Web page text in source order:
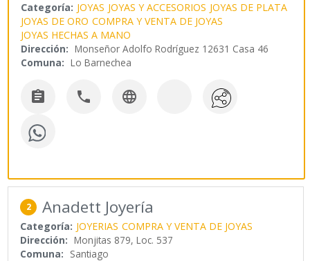
Categoría: JOYAS JOYAS Y ACCESORIOS JOYAS DE PLATA
JOYAS DE ORO COMPRA Y VENTA DE JOYAS
JOYAS HECHAS A MANO
Dirección: Monseñor Adolfo Rodríguez 12631 Casa 46
Comuna: Lo Barnechea
  
2 Anadett Joyería
Categoría: JOYERIAS COMPRA Y VENTA DE JOYAS
Dirección: Monjitas 879, Loc. 537
Comuna: Santiago